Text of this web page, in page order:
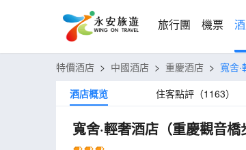
旅行團 機票
特價酒店 > 中國酒店 > 重慶酒店 > 寬舍
酒店概览
住客點評（1163）
寬舍·輕奢酒店（重慶觀音橋